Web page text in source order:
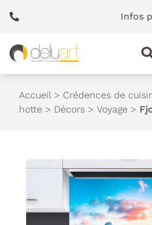
Infos
Accueil > Crédences de
hotte > Décors > Voyage >